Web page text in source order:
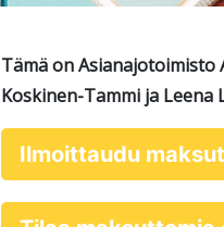
Tämä on
Koskinen-Tammi ja Leena
Ilmoittaudu